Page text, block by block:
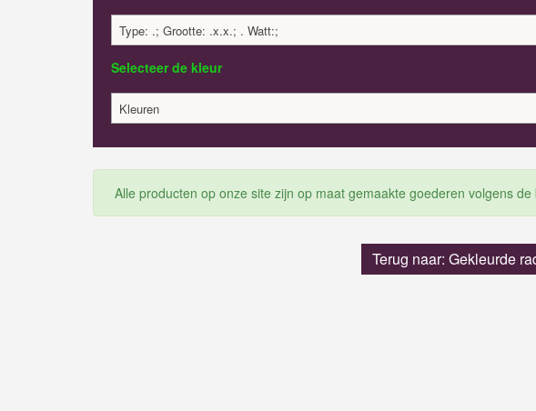
Type: .; Grootte: .x.x.; . Watt:;
Selecteer de kleur
Kleuren
Alle producten op onze site zijn op maat gemaakte goederen volgens
Terug naar: Gekleurde